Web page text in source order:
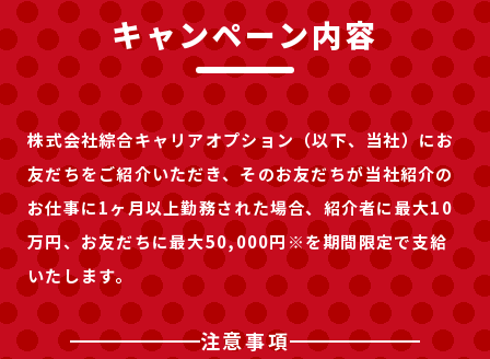
キャンペーン内容
株式会社綜合キャリアオプション（以下、当社）にお
友だちをご紹介いただき、そのお友だちが当社紹介の
お仕事に1ヶ月以上勤務された場合、紹介者に最大10
万円、お友だちに最大50,000円※を期間限定で支給
いたします。
注意事項